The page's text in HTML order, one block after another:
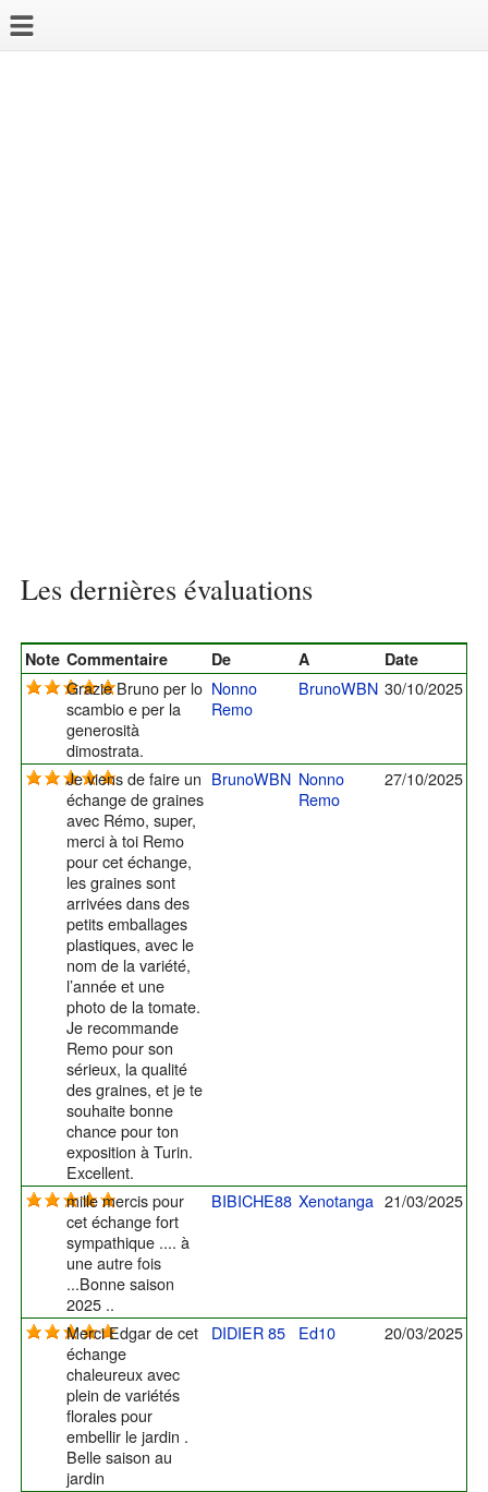
Les dernières évaluations
Note Commentaire De A Date
Grazie Bruno per lo
scambio e per la
generosità
dimostrata.
Nonno
Remo
BrunoWBN 30/10/2025
Je viens de faire un
échange de graines
avec Rémo, super,
merci à toi Remo
pour cet échange,
les graines sont
arrivées dans des
petits emballages
plastiques, avec le
nom de la variété,
l’année et une
photo de la tomate.
Je recommande
Remo pour son
sérieux, la qualité
des graines, et je te
souhaite bonne
chance pour ton
exposition à Turin.
Excellent.
BrunoWBN Nonno
Remo
27/10/2025
mille mercis pour
cet échange fort
sympathique .... à
une autre fois
...Bonne saison
2025 ..
BIBICHE88 Xenotanga 21/03/2025
Merci Edgar de cet
échange
chaleureux avec
plein de variétés
florales pour
embellir le jardin .
Belle saison au
jardin
DIDIER 85 Ed10 20/03/2025